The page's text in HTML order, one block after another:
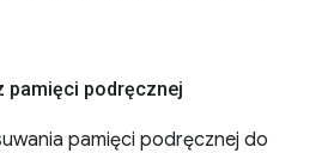
pamięci podręcznej
pamięci podręcznej do